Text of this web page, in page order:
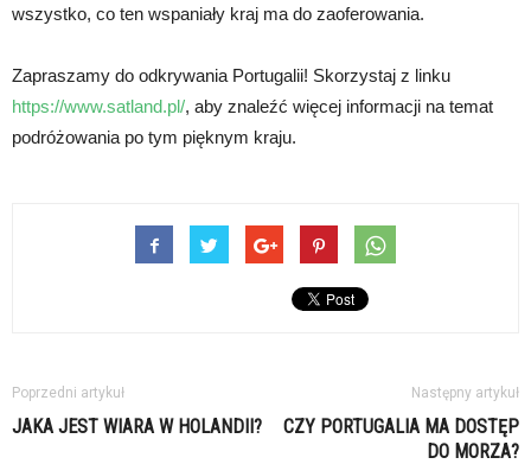
wszystko, co ten wspaniały kraj ma do zaoferowania.
Zapraszamy do odkrywania Portugalii! Skorzystaj z linku
https://www.satland.pl/, aby znaleźć więcej informacji na temat
podróżowania po tym pięknym kraju.
Poprzedni artykuł
JAKA JEST WIARA W HOLANDII?
Następny artykuł
CZY PORTUGALIA MA DOSTĘP
DO MORZA?